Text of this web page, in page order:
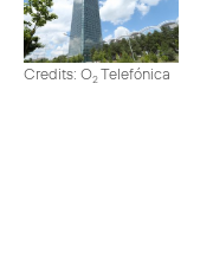
Credits: O2Telefónica